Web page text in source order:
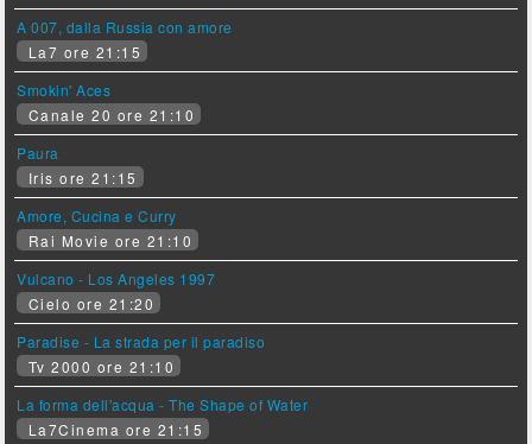
A 007, dalla Russia con amore
La7 ore 21:15
Smokin' Aces
Canale 20 ore 21:10
Paura
Iris ore 21:15
Amore, Cucina e Curry
Rai Movie ore 21:10
Vulcano - Los Angeles 1997
Cielo ore 21:20
Paradise - La strada per il paradiso
Tv 2000 ore 21:10
La forma dell'acqua - The Shape of Water
La7Cinema ore 21:15